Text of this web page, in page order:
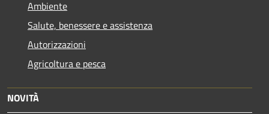
Ambiente
Salute, benessere e assistenza
Autorizzazioni
Agricoltura e pesca
NOVITÀ